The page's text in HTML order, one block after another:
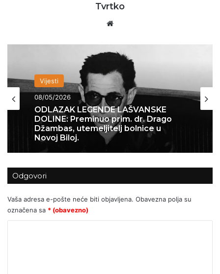
Tvrtko
Vijesti
11/03/2026
PREDSTAVLJANJA KNJIGE “OD
MOSORA DO SVILAJE” O
PROTUKOMUNISTIČKOM OTPORU
Odgovori
Vaša adresa e-pošte neće biti objavljena. Obavezna polja su
označena sa * (obavezno)